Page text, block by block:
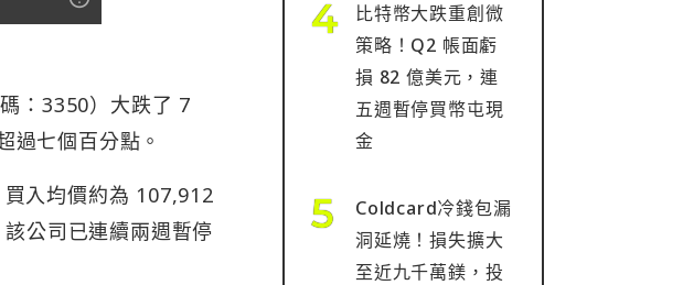
：3350）大跌了 7
過七個百分點。
入均價約為 107,912
公司已連續兩週暫停
比特幣大跌重創微
策略！Q2 帳面虧
損 82 億美元，連
五週暫停買幣屯現
金
Coldcard冷錢包漏
洞延燒！損失擴大
至近九千萬鎂，投